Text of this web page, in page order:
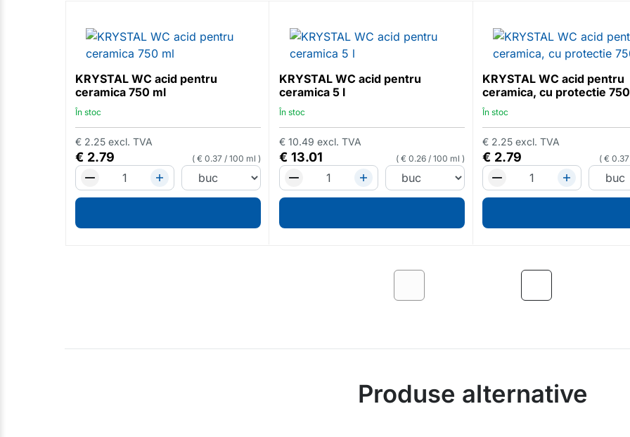
KRYSTAL WC acid pentru
ceramica 750 ml
În stoc
€ 2.79
€ 2.25 excl. TVA
€ 0.37/ 100 ml
KRYSTAL WC acid pentru
ceramica 5 l
În stoc
€ 13.01
€ 10.49 excl. TVA
€ 0.26/ 100 ml
KRYSTAL WC acid pentru
ceramica, cu protectie
În stoc
€ 2.79
€ 2.25 excl. TVA
€ 0.37
Produse alternative